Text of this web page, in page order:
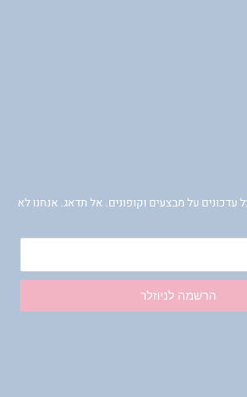
עדכונים על מבצעים וקופונים. אל תדאג. אנחנו לא
הרשמה לניוזלר